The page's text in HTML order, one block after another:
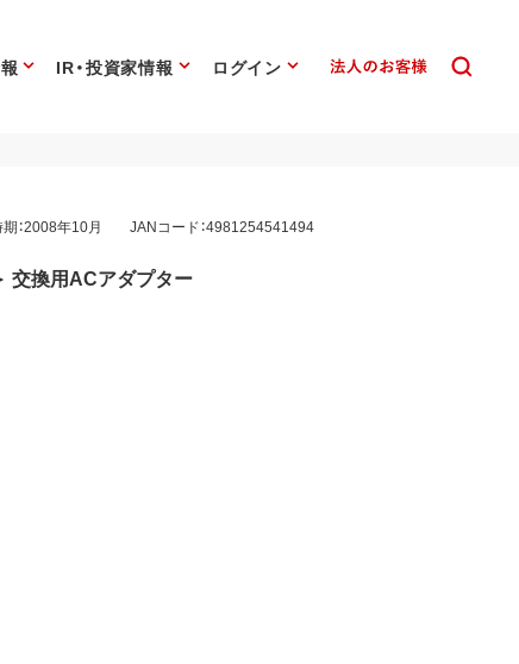
IR・投資家情報 ログイン
：2008年10月 JANコード：4981254541494
交換用ACアダプター